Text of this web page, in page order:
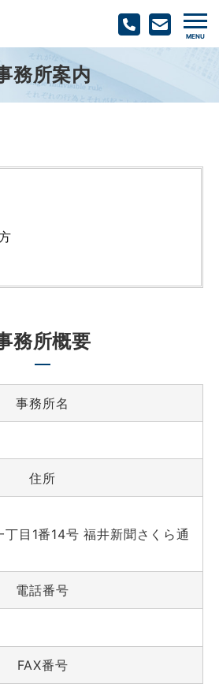
務所案内
務所概要
事務所名
住所
目1番14号 福井新聞さくら通
電話番号
FAX番号